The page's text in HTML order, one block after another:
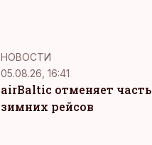
НОВОСТИ
05.08.26, 16:41
airBaltic отменяет часть
зимних рейсов